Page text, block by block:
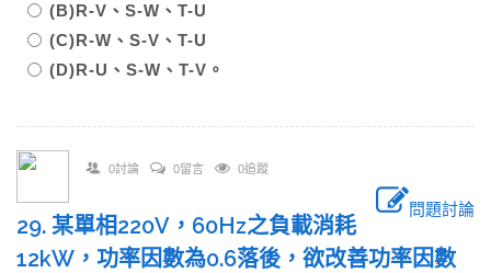
(B)R-V、S-W、T-U
(C)R-W、S-V、T-U
(D)R-U、S-W、T-V。
0討論 0留言 0追蹤
問題討論
29. 某單相220V，60Hz之負載消耗
12kW，功率因數為0.6落後，欲改善功率因數